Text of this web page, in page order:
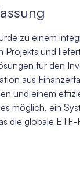
zu einem
Projekts und
für den
aus
und einem
möglich, ein
die globale